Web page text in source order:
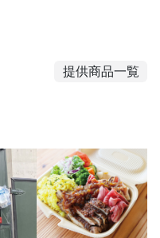
提供商品一覧